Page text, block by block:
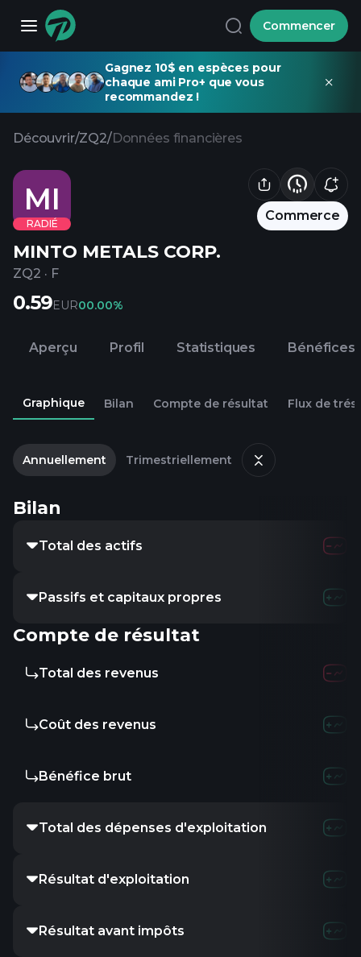
Commencer
Gagnez 10$ en espèces pour
chaque ami Pro+ que vous
recommandez !
Découvrir/ZQ2/Données financières
MI
RADIÉ
Commerce
MINTO METALS CORP.
ZQ2 · F
0.59EUR00.00%
Aperçu Profil Statistiques Bénéfices
Graphique Bilan Compte de résultat Flux de
Annuellement Trimestriellement
Bilan
Total des actifs
Passifs et capitaux propres
Compte de résultat
Total des revenus
Coût des revenus
Bénéfice brut
Total des dépenses d'exploitation
Résultat d'exploitation
Résultat avant impôts